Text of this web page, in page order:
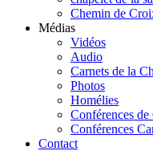
Chemin de
Médias
Vidéos
Audio
Carnets de la
Photos
Homélies
Conférences de
Conférences
Contact